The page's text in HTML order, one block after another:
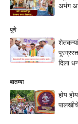
अभंग अन्
पुणे
दिला
बातम्या
होय